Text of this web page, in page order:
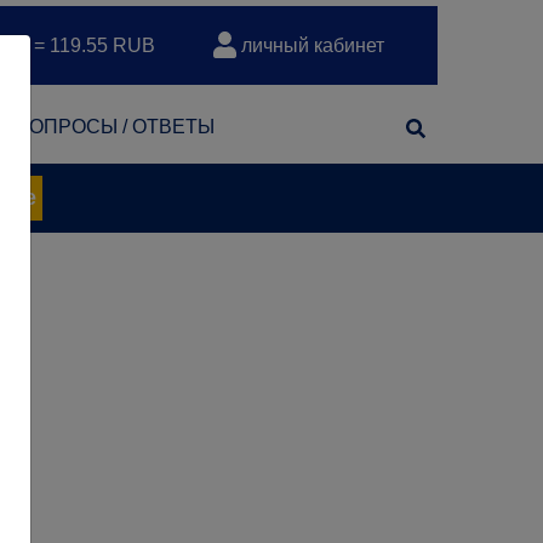
= 119.55 RUB личный кабинет
ВОПРОСЫ / ОТВЕТЫ